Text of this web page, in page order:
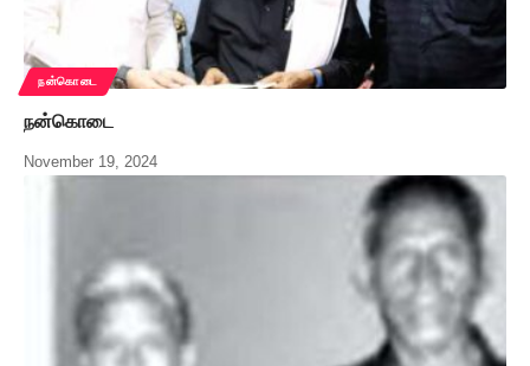
நன்கொடை
நன்கொடை
November 19, 2024